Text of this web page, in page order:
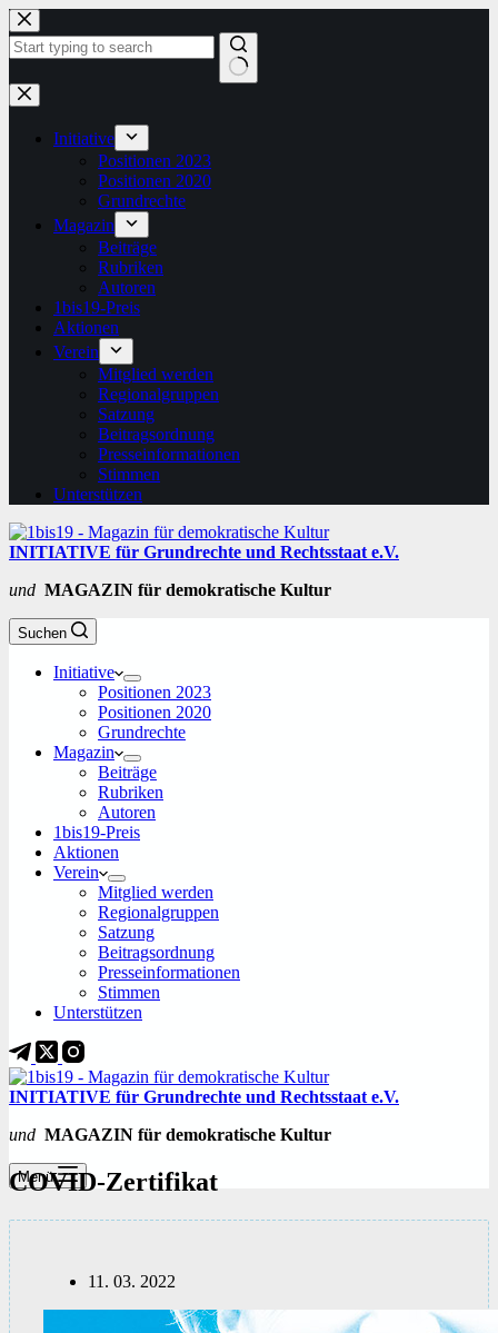
Zum
Inhalt
springen
Keine
Ergebnisse
Initiative
Positionen 2023
Positionen 2020
Grundrechte
Magazin
Beiträge
Rubriken
Autoren
1bis19-Preis
Aktionen
Verein
Mitglied werden
Regionalgruppen
Satzung
Beitragsordnung
Presseinformationen
Stimmen
Unterstützen
INITIATIVE für Grundrechte und Rechtsstaat e.V.
und MAGAZIN für demokratische Kultur
Suchen
Initiative
Positionen 2023
Positionen 2020
Grundrechte
Magazin
Beiträge
Rubriken
Autoren
1bis19-Preis
Aktionen
Verein
Mitglied werden
Regionalgruppen
Satzung
Beitragsordnung
Presseinformationen
Stimmen
Unterstützen
INITIATIVE für Grundrechte und Rechtsstaat e.V.
und MAGAZIN für demokratische Kultur
Menü
COVID-Zertifikat
11. 03. 2022